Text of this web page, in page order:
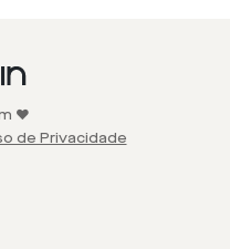
❤️
de Privacidade